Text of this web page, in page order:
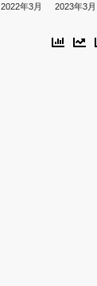
2022年3月 2023年3月